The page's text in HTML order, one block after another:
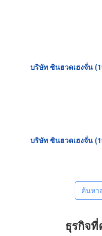
บริษัท ซินฮวดเฮงจั่น
บริษัท ซินฮวดเฮงจั่น
ค้นหา
ธุรกิจ